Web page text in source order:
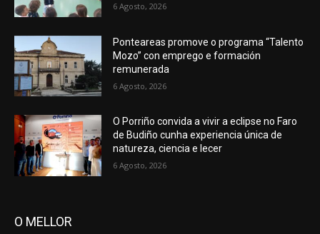
6 Agosto, 2026
Ponteareas promove o programa “Talento
Mozo” con emprego e formación
remunerada
6 Agosto, 2026
O Porriño convida a vivir a eclipse no Faro
de Budiño cunha experiencia única de
natureza, ciencia e lecer
6 Agosto, 2026
O MELLOR